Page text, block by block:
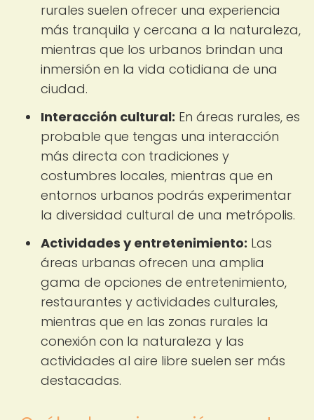
rurales suelen ofrecer una experiencia
más tranquila y cercana a la naturaleza,
mientras que los urbanos brindan una
inmersión en la vida cotidiana de una
ciudad.
Interacción cultural: En áreas rurales, es
probable que tengas una interacción
más directa con tradiciones y
costumbres locales, mientras que en
entornos urbanos podrás experimentar
la diversidad cultural de una metrópolis.
Actividades y entretenimiento: Las
áreas urbanas ofrecen una amplia
gama de opciones de entretenimiento,
restaurantes y actividades culturales,
mientras que en las zonas rurales la
conexión con la naturaleza y las
actividades al aire libre suelen ser más
destacadas.